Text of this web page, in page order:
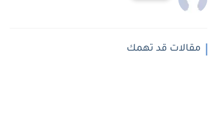
مقالات قد تهمك